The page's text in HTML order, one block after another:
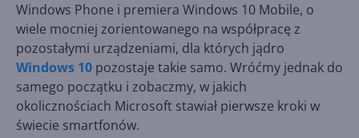
Windows Phone i premiera Windows 10 Mobile, o
wiele mocniej zorientowanego na współpracę z
pozostałymi urządzeniami, dla których jądro
Windows 10 pozostaje takie samo. Wróćmy jednak do
samego początku i zobaczmy, w jakich
okolicznościach Microsoft stawiał pierwsze kroki w
świecie smartfonów.